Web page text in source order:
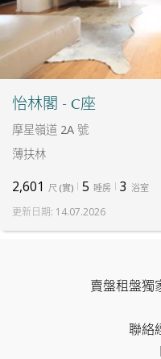
怡林閣 - C座
摩星嶺道 2A 號
薄扶林
2,601 尺 (實) 5 睡房 3 浴室
更新日期: 14.07.2026
賣盤租盤獨
聯絡